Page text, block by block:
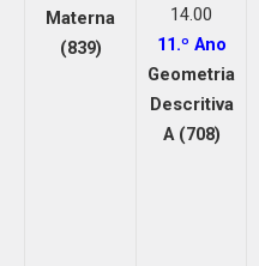
Materna
(839)
14.00
11.º Ano
Geometria
Descritiva
A (708)